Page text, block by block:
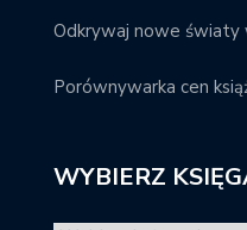
Odkrywaj nowe światy
Porównywarka cen
WYBIERZ